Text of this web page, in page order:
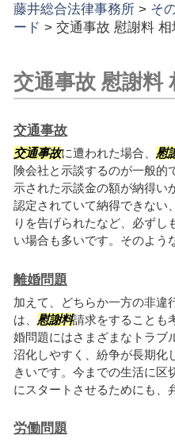
藤井総合法律事務所 > そ
ード > 交通事故 慰謝料 相
交通事故 慰謝料
交通事故
交通事故に遭われた場合、 慰
険会社と示談するのが一般的
示された示談金の額が納得い
認定されていて納得できない
りを告げられたなど、必ずし
い場合も多いです。そのよう
離婚問題
加えて、どちらか一方の非違
は、 慰謝料請求をすることも
婚問題にはさまざまなトラブ
沼化しやすく、紛争が長期化
きいです。今までの生活に区
にスタートさせるためにも、
労働問題